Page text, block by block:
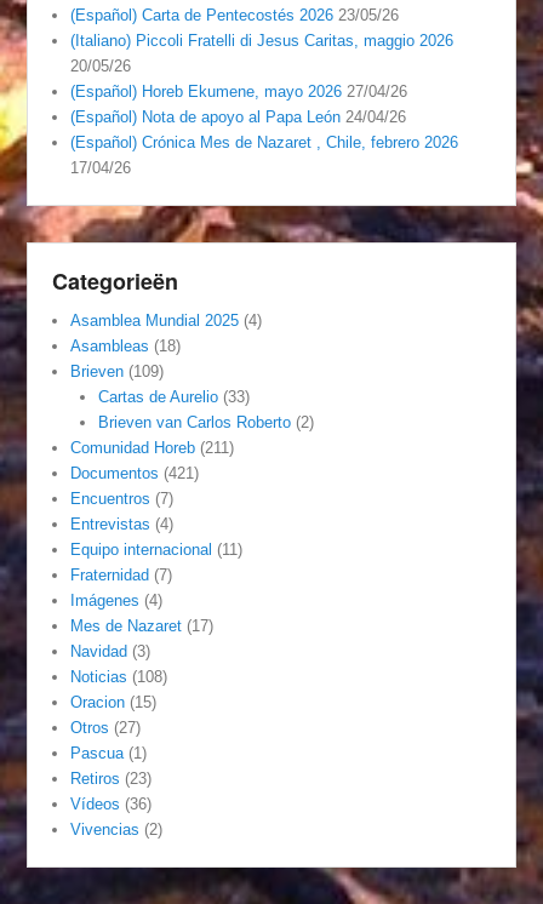
(Español) Carta de Pentecostés 2026 23/05/26
(Italiano) Piccoli Fratelli di Jesus Caritas, maggio 2026
20/05/26
(Español) Horeb Ekumene, mayo 2026 27/04/26
(Español) Nota de apoyo al Papa León 24/04/26
(Español) Crónica Mes de Nazaret , Chile, febrero 2026
17/04/26
Categorieën
Asamblea Mundial 2025 (4)
Asambleas (18)
Brieven (109)
Cartas de Aurelio(33)
Brieven van Carlos Roberto(2)
Comunidad Horeb (211)
Documentos (421)
Encuentros (7)
Entrevistas (4)
Equipo internacional (11)
Fraternidad (7)
Imágenes (4)
Mes de Nazaret (17)
Navidad (3)
Noticias (108)
Oracion (15)
Otros (27)
Pascua (1)
Retiros (23)
Vídeos (36)
Vivencias (2)